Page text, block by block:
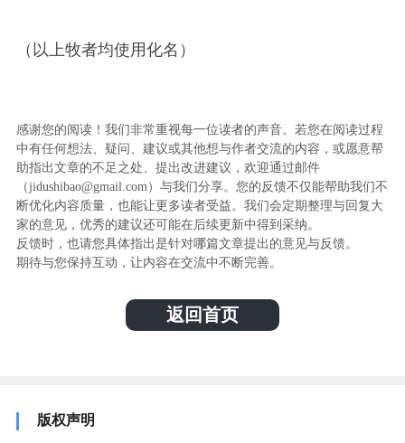
（以上牧者均使用化名）
感谢您的阅读！我们非常重视每一位读者的声音。若您在阅读过程
中有任何想法、疑问、建议或其他想与作者交流的内容，或愿意帮
助指出文章的不足之处、提出改进建议，欢迎通过邮件
（jidushibao@gmail.com）与我们分享。您的反馈不仅能帮助我们不
断优化内容质量，也能让更多读者受益。我们会定期整理与回复大
家的意见，优秀的建议还可能在后续更新中得到采纳。
反馈时，也请您具体指出是针对哪篇文章提出的意见与反馈。
期待与您保持互动，让内容在交流中不断完善。
返回首页
版权声明